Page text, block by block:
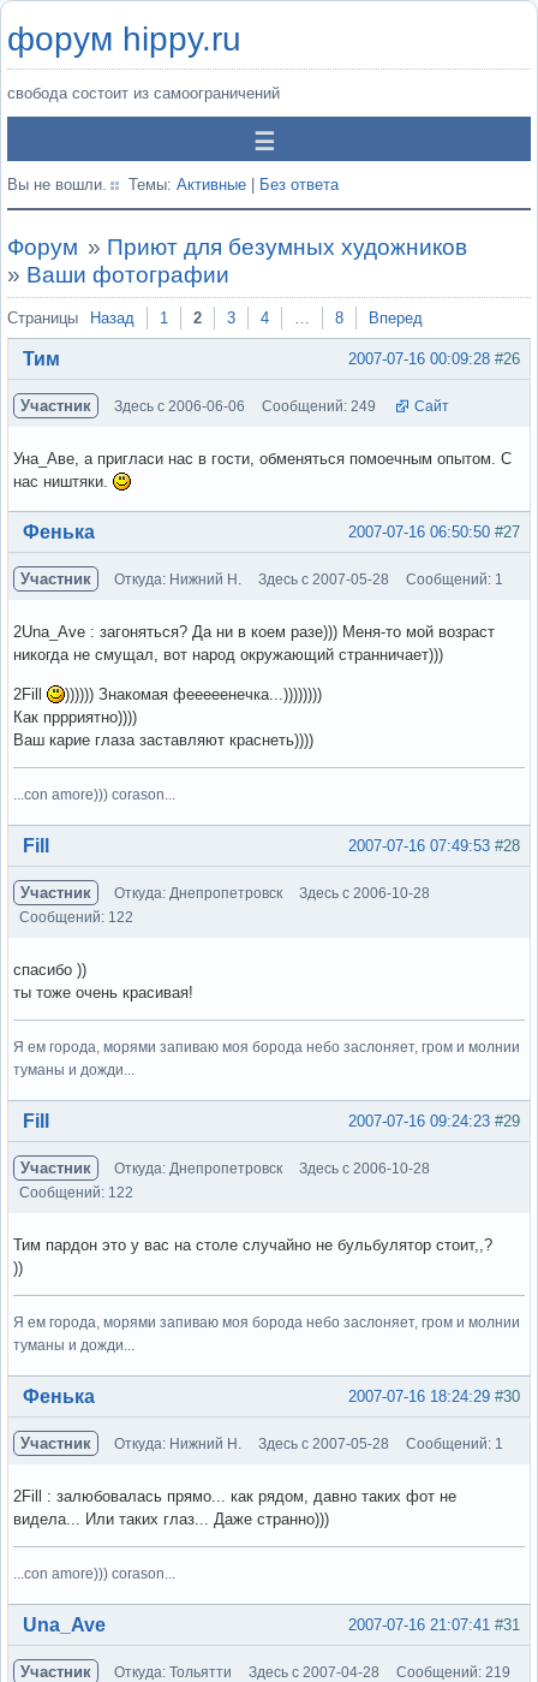
форум hippy.ru
свобода состоит из самоограничений
Вы не вошли. Темы: Активные Без ответа
Форум » Приют для безумных художников
» Ваши фотографии
Страницы Назад 1 2 3 4 … 8 Вперед
#26
2007-07-16 00:09:28
Тим
Участник Здесь с 2006-06-06 Сообщений: 249 Сайт
Уна_Аве, а пригласи нас в гости, обменяться помоечным опытом. С
нас ништяки.
Вне форума #27
2007-07-16 06:50:50
Фенька
Участник Откуда: Нижний Н. Здесь с 2007-05-28 Сообщений: 1
2Una_Ave : загоняться? Да ни в коем разе))) Меня-то мой возраст
никогда не смущал, вот народ окружающий странничает)))
2Fill
)))))) Знакомая фееееенечка...))))))))
Как пррриятно))))
Ваш карие глаза заставляют краснеть))))
...con amore))) corason...
Вне форума #28
2007-07-16 07:49:53
Fill
Участник Откуда: Днепропетровск
Здесь с 2006-10-28
Сообщений: 122
спасибо ))
ты тоже очень красивая!
Я ем города, морями запиваю моя борода небо заслоняет, гром и молнии
туманы и дожди...
Вне форума #29
2007-07-16 09:24:23
Fill
Участник Откуда: Днепропетровск
Здесь с 2006-10-28
Сообщений: 122
Тим пардон это у вас на столе случайно не бульбулятор стоит,,?
))
Я ем города, морями запиваю моя борода небо заслоняет, гром и молнии
туманы и дожди...
Вне форума #30
2007-07-16 18:24:29
Фенька
Участник Откуда: Нижний Н. Здесь с 2007-05-28 Сообщений: 1
2Fill : залюбовалась прямо... как рядом, давно таких фот не
видела... Или таких глаз... Даже странно)))
...con amore))) corason...
Вне форума #31
2007-07-16 21:07:41
Una_Ave
Участник Откуда: Тольятти Здесь с 2007-04-28 Сообщений: 219